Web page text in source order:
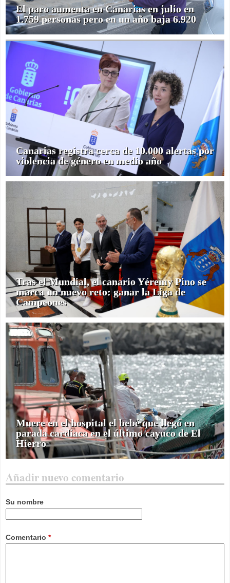
El paro aumenta en Canarias en julio en
1.759 personas pero en un año baja 6.920
Canarias registra cerca de 10.000 alertas por
violencia de género en medio año
Tras el Mundial, el canario Yéremy Pino se
marca un nuevo reto: ganar la Liga de
Campeones
Muere en el hospital el bebé que llegó en
parada cardiaca en el último cayuco de El
Hierro
Añadir nuevo comentario
Su nombre
Comentario *